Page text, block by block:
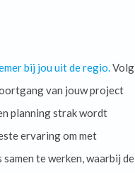
bij jou uit de regio. Volg
van jouw project
planning strak wordt
ervaring om met
te werken, waarbij de